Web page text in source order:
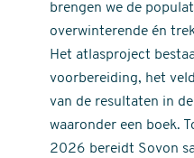
brengen we de
overwinterende én
Het atlasproject
voorbereiding, het
van de resultaten in
waaronder een boek.
2026 bereidt Sovon